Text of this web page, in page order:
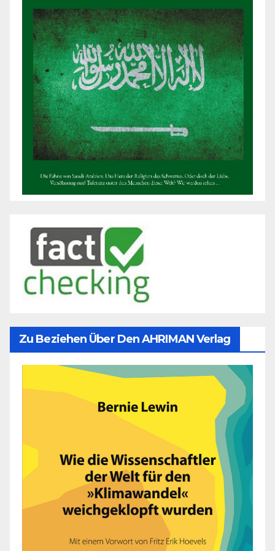
Zu Beziehen Über Den AHRIMAN Verlag